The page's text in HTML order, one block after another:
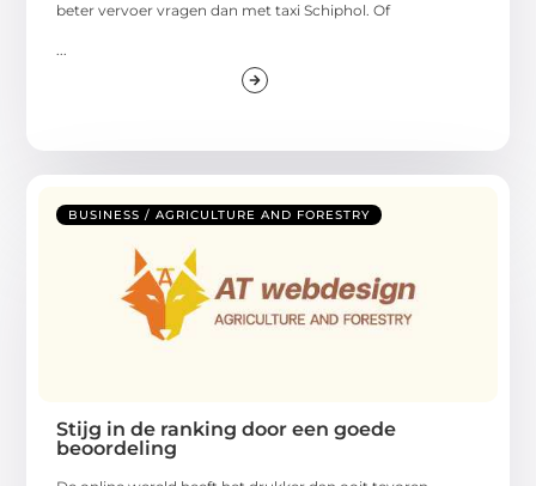
beter vervoer vragen dan met taxi Schiphol. Of
BUSINESS / AGRICULTURE AND FORESTRY
Stijg in de ranking door een goede
beoordeling